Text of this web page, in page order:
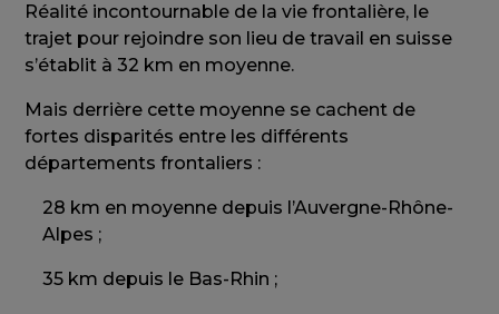
Réalité incontournable de la vie frontalière, le
trajet pour rejoindre son lieu de travail en suisse
s’établit à 32 km en moyenne.
Mais derrière cette moyenne se cachent de
fortes disparités entre les différents
départements frontaliers :
28 km en moyenne depuis l’Auvergne-Rhône-
Alpes ;
35 km depuis le Bas-Rhin ;